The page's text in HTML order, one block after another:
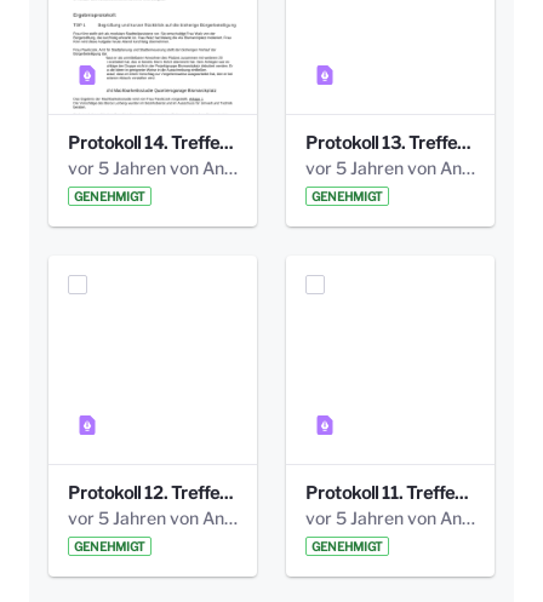
Protokoll 14. Treffen 20160613 AG Bismarckplatz.pdf
vor 5 Jahren von Anni Schlumberger
GENEHMIGT
Protokoll 13. Treffen 20151130 AG Bismarckplatz.pdf
vor 5 Jahren von Anni Schlumberger
GENEHMIGT
Protokoll 12. Treffen 20150921 AG Bismarckplatz.pdf
vor 5 Jahren von Anni Schlumberger
GENEHMIGT
Protokoll 11. Treffen 20150901 AG Bismarckplatz.pdf
vor 5 Jahren von Anni Schlumberger
GENEHMIGT